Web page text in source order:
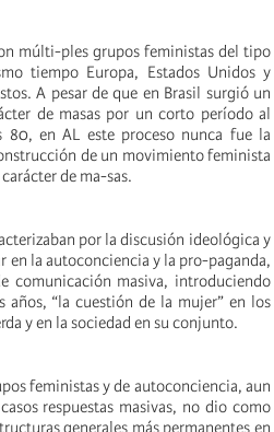
múlti-ples grupos feministas del tipo
tiempo Europa, Estados Unidos y
A pesar de que en Brasil surgió un
de masas por un corto período al
en AL este proceso nunca fue la
de un movimiento feminista
de ma-sas.
por la discusión ideológica y
en la autoconciencia y la pro-paganda,
comunicación masiva, introduciendo
años, “la cuestión de la mujer” en los
y en la sociedad en su conjunto.
feministas y de autoconciencia, aun
respuestas masivas, no dio como
generales más permanentes en